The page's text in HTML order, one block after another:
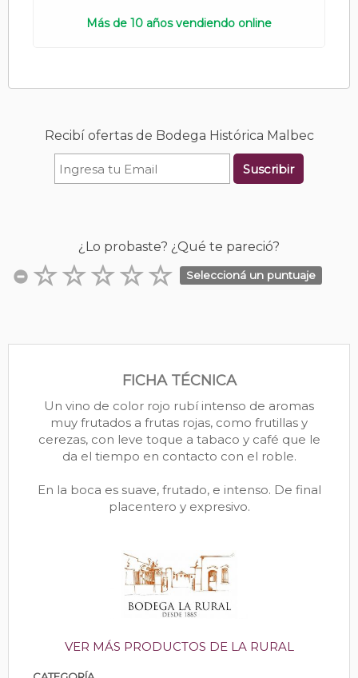
Más de 10 años vendiendo online
Recibí ofertas de Bodega Histórica Malbec
Suscribir
¿Lo probaste? ¿Qué te pareció?
Seleccioná un puntuaje
FICHA TÉCNICA
Un vino de color rojo rubí intenso de aromas
muy frutados a frutas rojas, como frutillas y
cerezas, con leve toque a tabaco y café que le
da el tiempo en contacto con el roble.
En la boca es suave, frutado, e intenso. De final
placentero y expresivo.
VER MÁS PRODUCTOS DE LA RURAL